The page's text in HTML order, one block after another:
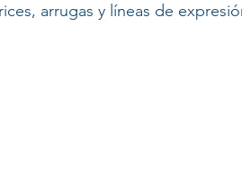
arrugas y líneas de